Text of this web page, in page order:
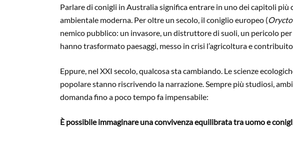
Parlare di conigli in Australia significa entrare in uno dei capitoli più
ambientale moderna. Per oltre un secolo, il coniglio europeo (
nemico pubblico: un invasore, un distruttore di suoli, un pericolo
hanno trasformato paesaggi, messo in crisi l’agricoltura e
Eppure, nel XXI secolo, qualcosa sta cambiando. Le scienze
popolare stanno riscrivendo la narrazione. Sempre più studiosi,
domanda fino a poco tempo fa impensabile:
È possibile immaginare una convivenza equilibrata tra uomo e